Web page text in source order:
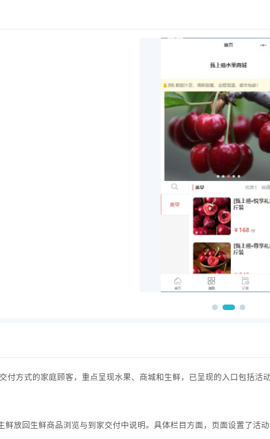
付方式的家庭顾客，重点呈现水果、商城和生鲜，已呈现的入口包括活
放回生鲜商品浏览与到家交付中说明。具体栏目方面，页面设置了活动